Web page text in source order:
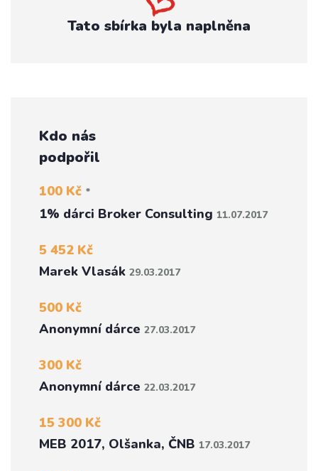
Tato sbírka byla naplněna
Kdo nás
podpořil
100 Kč *
1% dárci Broker Consulting 11.07.2017
5 452 Kč
Marek Vlasák 29.03.2017
500 Kč
Anonymní dárce 27.03.2017
300 Kč
Anonymní dárce 22.03.2017
15 300 Kč
MEB 2017, Olšanka, ČNB 17.03.2017